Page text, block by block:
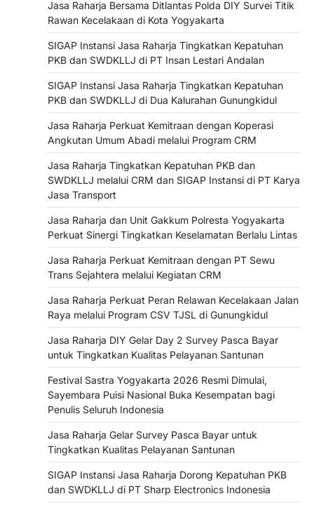
Jasa Raharja Bersama Ditlantas Polda DIY Survei Titik
Rawan Kecelakaan di Kota Yogyakarta
SIGAP Instansi Jasa Raharja Tingkatkan Kepatuhan
PKB dan SWDKLLJ di PT Insan Lestari Andalan
SIGAP Instansi Jasa Raharja Tingkatkan Kepatuhan
PKB dan SWDKLLJ di Dua Kalurahan Gunungkidul
Jasa Raharja Perkuat Kemitraan dengan Koperasi
Angkutan Umum Abadi melalui Program CRM
Jasa Raharja Tingkatkan Kepatuhan PKB dan
SWDKLLJ melalui CRM dan SIGAP Instansi di PT Karya
Jasa Transport
Jasa Raharja dan Unit Gakkum Polresta Yogyakarta
Perkuat Sinergi Tingkatkan Keselamatan Berlalu Lintas
Jasa Raharja Perkuat Kemitraan dengan PT Sewu
Trans Sejahtera melalui Kegiatan CRM
Jasa Raharja Perkuat Peran Relawan Kecelakaan Jalan
Raya melalui Program CSV TJSL di Gunungkidul
Jasa Raharja DIY Gelar Day 2 Survey Pasca Bayar
untuk Tingkatkan Kualitas Pelayanan Santunan
Festival Sastra Yogyakarta 2026 Resmi Dimulai,
Sayembara Puisi Nasional Buka Kesempatan bagi
Penulis Seluruh Indonesia
Jasa Raharja Gelar Survey Pasca Bayar untuk
Tingkatkan Kualitas Pelayanan Santunan
SIGAP Instansi Jasa Raharja Dorong Kepatuhan PKB
dan SWDKLLJ di PT Sharp Electronics Indonesia